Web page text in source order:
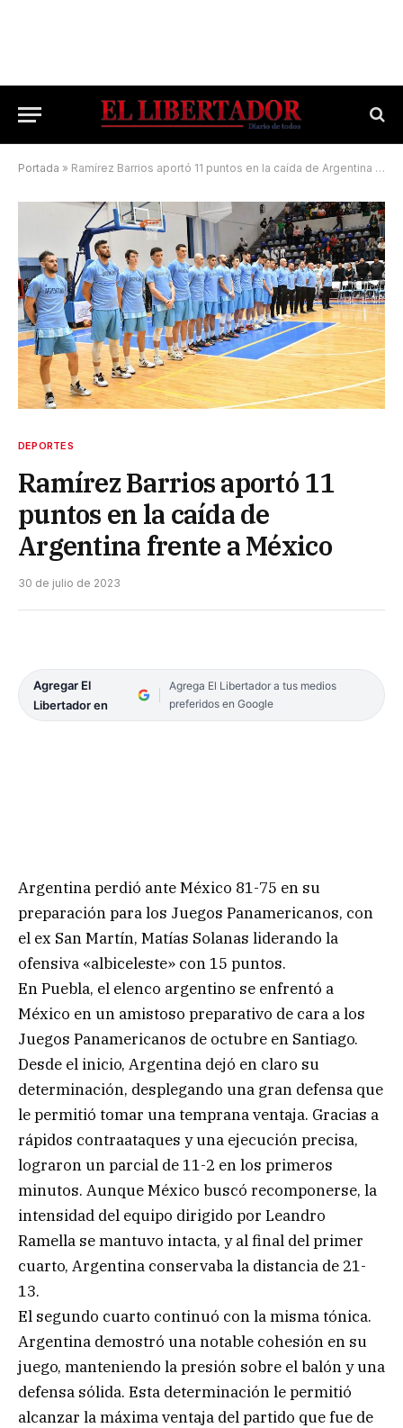
Portada » Ramírez Barrios aportó 11 puntos en la caída de Argentina frente a México
DEPORTES
Ramírez Barrios aportó 11
puntos en la caída de
Argentina frente a México
30 de julio de 2023
Agregar El
Libertador en
Agrega El Libertador a tus medios
preferidos en Google
Argentina perdió ante México 81-75 en su
preparación para los Juegos Panamericanos, con
el ex San Martín, Matías Solanas liderando la
ofensiva «albiceleste» con 15 puntos.
En Puebla, el elenco argentino se enfrentó a
México en un amistoso preparativo de cara a los
Juegos Panamericanos de octubre en Santiago.
Desde el inicio, Argentina dejó en claro su
determinación, desplegando una gran defensa que
le permitió tomar una temprana ventaja. Gracias a
rápidos contraataques y una ejecución precisa,
lograron un parcial de 11-2 en los primeros
minutos. Aunque México buscó recomponerse, la
intensidad del equipo dirigido por Leandro
Ramella se mantuvo intacta, y al final del primer
cuarto, Argentina conservaba la distancia de 21-
13.
El segundo cuarto continuó con la misma tónica.
Argentina demostró una notable cohesión en su
juego, manteniendo la presión sobre el balón y una
defensa sólida. Esta determinación le permitió
alcanzar la máxima ventaja del partido que fue de